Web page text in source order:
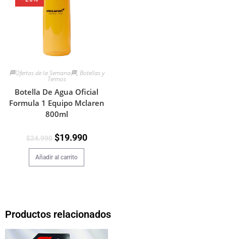
🏁Ofertas de la Semana🏁, Botellas y
Termos
Botella De Agua Oficial
Formula 1 Equipo Mclaren
800ml
$24.990 $19.990
Añadir al carrito
Productos relacionados